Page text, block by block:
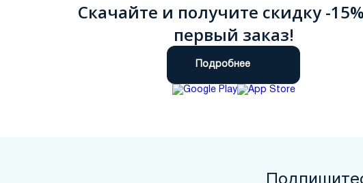
Скачайте и получите скидку -
первый заказ!
Подробнее